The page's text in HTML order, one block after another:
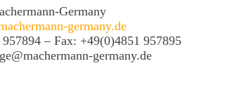
Germany
germany.de
– Fax: +49(0)4851 957895
germany.de